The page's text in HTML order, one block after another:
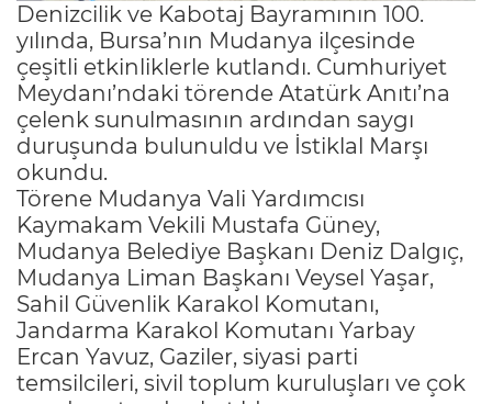
Denizcilik ve Kabotaj Bayramının 100.
yılında, Bursa’nın Mudanya ilçesinde
çeşitli etkinliklerle kutlandı. Cumhuriyet
Meydanı’ndaki törende Atatürk Anıtı’na
çelenk sunulmasının ardından saygı
duruşunda bulunuldu ve İstiklal Marşı
okundu.
Törene Mudanya Vali Yardımcısı
Kaymakam Vekili Mustafa Güney,
Mudanya Belediye Başkanı Deniz Dalgıç,
Mudanya Liman Başkanı Veysel Yaşar,
Sahil Güvenlik Karakol Komutanı,
Jandarma Karakol Komutanı Yarbay
Ercan Yavuz, Gaziler, siyasi parti
temsilcileri, sivil toplum kuruluşları ve çok